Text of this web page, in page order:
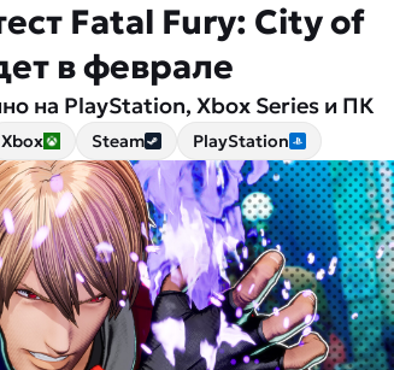
Fatal Fury: City of
в феврале
на PlayStation, Xbox Series и ПК
Xbox Steam PlayStation